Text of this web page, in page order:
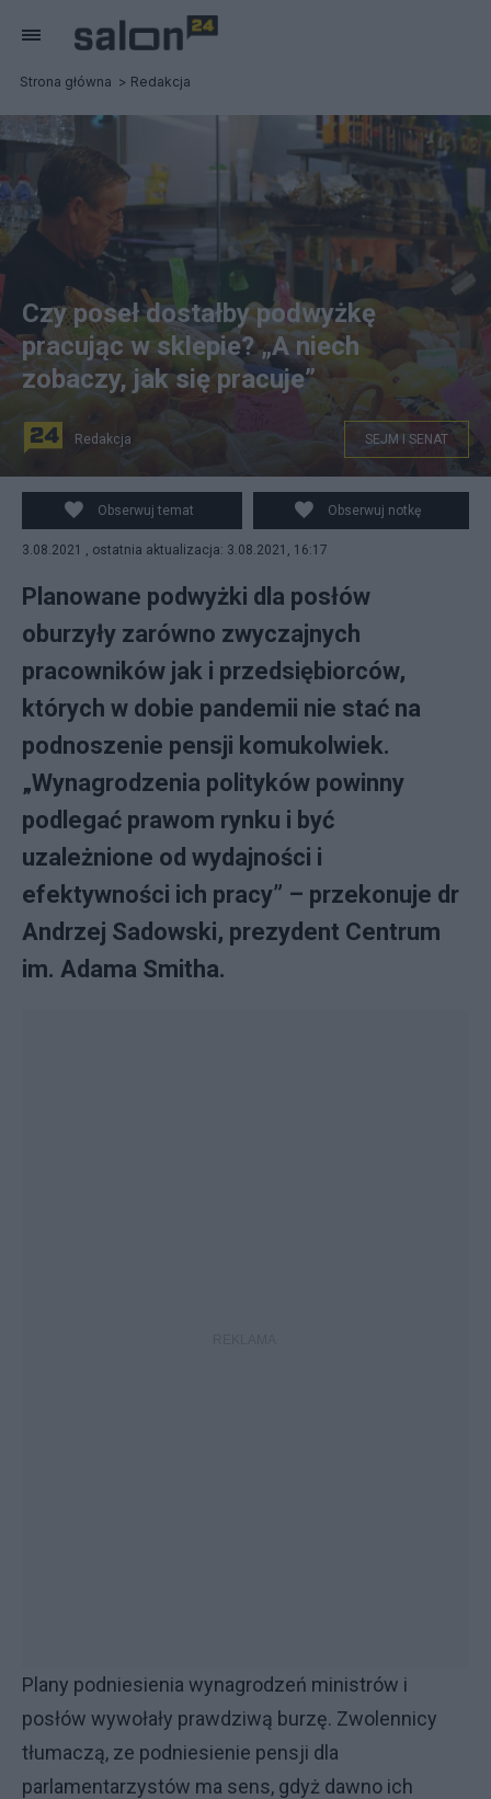
Strona główna Redakcja
Zapytaliśmy polskich przedsiębiorców o to, czy
posłowie zasługują na podwyżki.
Czy poseł dostałby podwyżkę
pracując w sklepie? „A niech
zobaczy, jak się pracuje”
Redakcja SEJM I SENAT
Obserwuj temat Obserwuj notkę
3.08.2021 , ostatnia aktualizacja: 3.08.2021, 16:17
Planowane podwyżki dla posłów
oburzyły zarówno zwyczajnych
pracowników jak i przedsiębiorców,
których w dobie pandemii nie stać na
podnoszenie pensji komukolwiek.
„Wynagrodzenia polityków powinny
podlegać prawom rynku i być
uzależnione od wydajności i
efektywności ich pracy” – przekonuje dr
Andrzej Sadowski, prezydent Centrum
im. Adama Smitha.
Plany podniesienia wynagrodzeń ministrów i
posłów wywołały prawdziwą burzę. Zwolennicy
tłumaczą, ze podniesienie pensji dla
parlamentarzystów ma sens, gdyż dawno ich